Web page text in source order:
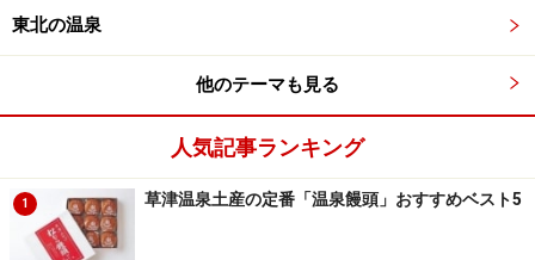
東北の温泉
他のテーマも見る
人気記事ランキング
1 草津温泉土産の定番「温泉饅頭」おすすめベスト5